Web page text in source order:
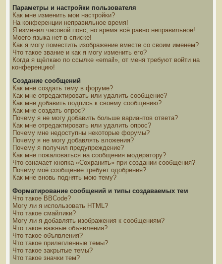
Параметры и настройки пользователя
Как мне изменить мои настройки?
На конференции неправильное время!
Я изменил часовой пояс, но время всё равно неправильное!
Моего языка нет в списке!
Как я могу поместить изображение вместе со своим именем?
Что такое звание и как я могу изменить его?
Когда я щёлкаю по ссылке «email», от меня требуют войти на
конференцию!
Создание сообщений
Как мне создать тему в форуме?
Как мне отредактировать или удалить сообщение?
Как мне добавить подпись к своему сообщению?
Как мне создать опрос?
Почему я не могу добавить больше вариантов ответа?
Как мне отредактировать или удалить опрос?
Почему мне недоступны некоторые форумы?
Почему я не могу добавлять вложения?
Почему я получил предупреждение?
Как мне пожаловаться на сообщения модератору?
Что означает кнопка «Сохранить» при создании сообщения?
Почему моё сообщение требует одобрения?
Как мне вновь поднять мою тему?
Форматирование сообщений и типы создаваемых тем
Что такое BBCode?
Могу ли я использовать HTML?
Что такое смайлики?
Могу ли я добавлять изображения к сообщениям?
Что такое важные объявления?
Что такое объявления?
Что такое прилепленные темы?
Что такое закрытые темы?
Что такое значки тем?